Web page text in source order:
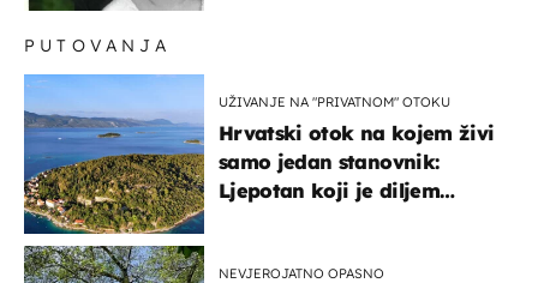
PUTOVANJA
UŽIVANJE NA "PRIVATNOM" OTOKU
Hrvatski otok na kojem živi
samo jedan stanovnik:
Ljepotan koji je diljem
NEVJEROJATNO OPASNO